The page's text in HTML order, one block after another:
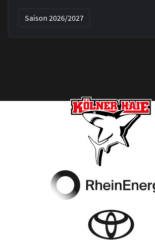
Saison 2026/2027